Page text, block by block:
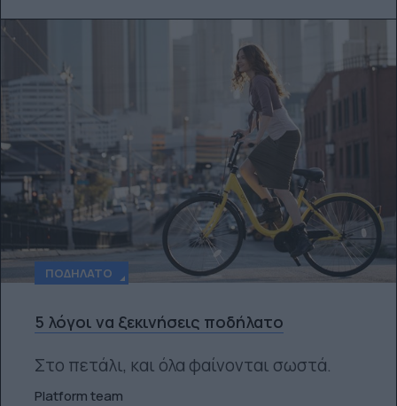
ΠΟΔΉΛΑΤΟ
5 λόγοι να ξεκινήσεις ποδήλατο
Στο πετάλι, και όλα φαίνονται σωστά.
Platform team